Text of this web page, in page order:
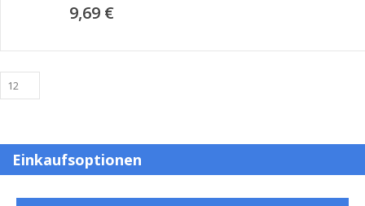
9,69 €
Einkaufsoptionen